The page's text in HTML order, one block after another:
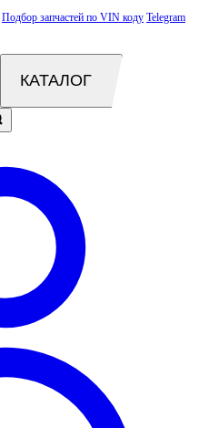
Подбор запчастей по VIN коду Telegram
КАТАЛОГ